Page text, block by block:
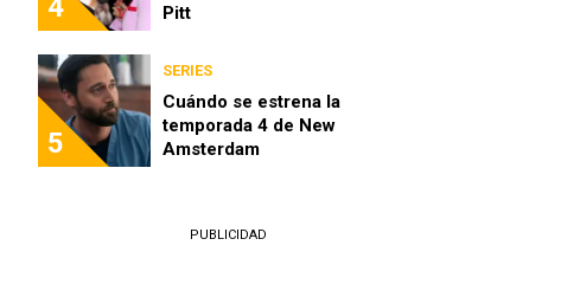
4 Pitt
5
SERIES
Cuándo se estrena la
temporada 4 de New
Amsterdam
PUBLICIDAD